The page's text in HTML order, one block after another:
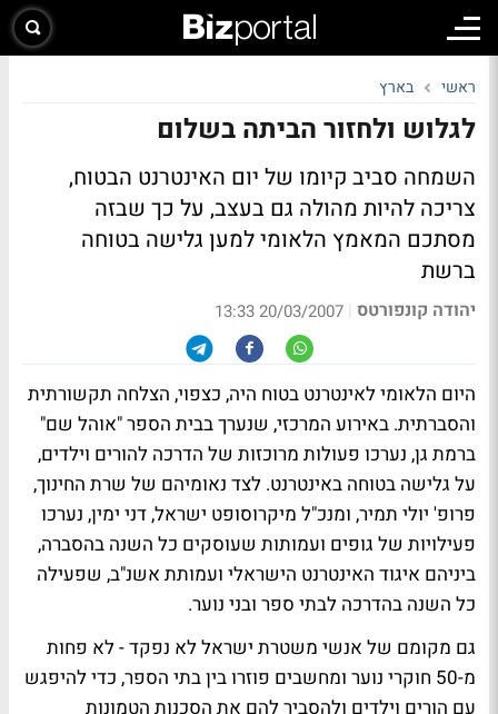
ראשי בארץ
לגלוש ולחזור הביתה בשלום
השמחה סביב קיומו של יום האינטרנט הבטוח,
צריכה להיות מהולה גם בעצב, על כך שבזה
מסתכם המאמץ הלאומי למען גלישה בטוחה
ברשת
יהודה קונפורטס |
20/03/2007 13:33
היום הלאומי לאינטרנט בטוח היה, כצפוי, הצלחה תקשורתית
והסברתית. באירוע המרכזי, שנערך בבית הספר "אוהל שם"
ברמת גן, נערכו פעולות מרוכזות של הדרכה להורים וילדים,
על גלישה בטוחה באינטרנט. לצד נאומיהם של שרת החינוך,
פרופ' יולי תמיר, ומנכ"ל מיקרוסופט ישראל, דני ימין, נערכו
פעילויות של גופים ועמותות שעוסקים כל השנה בהסברה,
ביניהם איגוד האינטרנט הישראלי ועמותת אשנ"ב, שפעילה
כל השנה בהדרכה לבתי ספר ובני נוער.
גם מקומם של אנשי משטרת ישראל לא נפקד - לא פחות
מ-50 חוקרי נוער ומחשבים פוזרו בין בתי הספר, כדי להיפגש
עם הורים וילדים ולהסביר להם את הסכנות הטמונות